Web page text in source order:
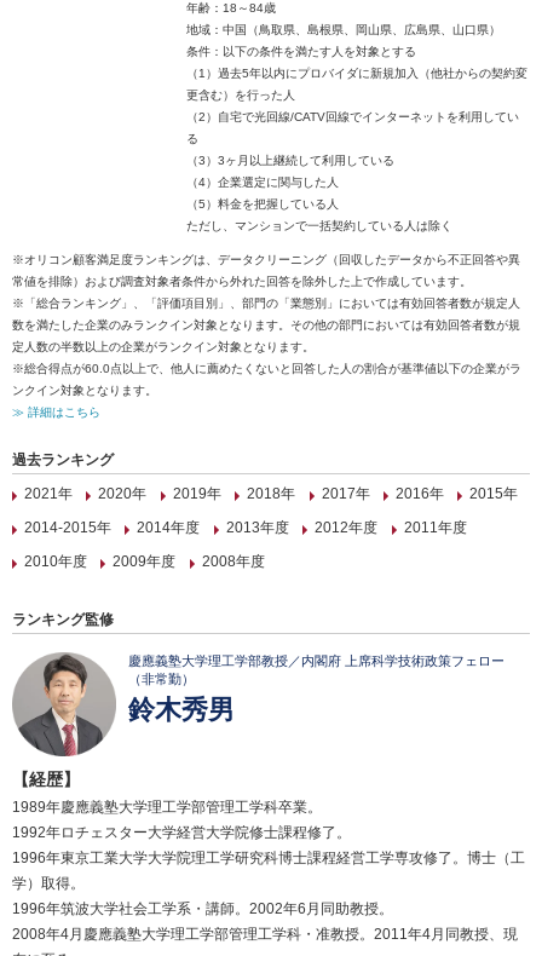
年齢：18～84歳
地域：中国（鳥取県、島根県、岡山県、広島県、山口県）
条件：以下の条件を満たす人を対象とする
（1）過去5年以内にプロバイダに新規加入（他社からの契約変
更含む）を行った人
（2）自宅で光回線/CATV回線でインターネットを利用してい
る
（3）3ヶ月以上継続して利用している
（4）企業選定に関与した人
（5）料金を把握している人
ただし、マンションで一括契約している人は除く
※オリコン顧客満足度ランキングは、データクリーニング（回収したデータから不正回答や異
常値を排除）および調査対象者条件から外れた回答を除外した上で作成しています。
※「総合ランキング」、「評価項目別」、部門の「業態別」においては有効回答者数が規定人
数を満たした企業のみランクイン対象となります。その他の部門においては有効回答者数が規
定人数の半数以上の企業がランクイン対象となります。
※総合得点が60.0点以上で、他人に薦めたくないと回答した人の割合が基準値以下の企業がラ
ンクイン対象となります。
≫ 詳細はこちら
過去ランキング
2021年
2020年 2019年 2018年 2017年 2016年
2015年
2014-2015年
2014年度 2013年度 2012年度
2011年度
2010年度
2009年度 2008年度
ランキング監修
慶應義塾大学理工学部教授／内閣府 上席科学技術政策フェロー
（非常勤）
鈴木秀男
【経歴】
1989年慶應義塾大学理工学部管理工学科卒業。
1992年ロチェスター大学経営大学院修士課程修了。
1996年東京工業大学大学院理工学研究科博士課程経営工学専攻修了。博士（工
学）取得。
1996年筑波大学社会工学系・講師。2002年6月同助教授。
2008年4月慶應義塾大学理工学部管理工学科・准教授。2011年4月同教授、現